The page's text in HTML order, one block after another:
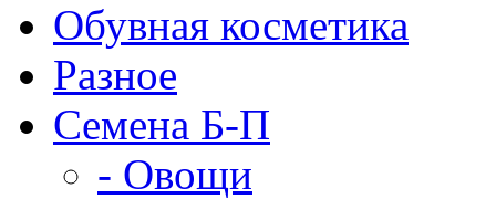
Обувная косметика
Разное
Семена Б-П
- Овощи